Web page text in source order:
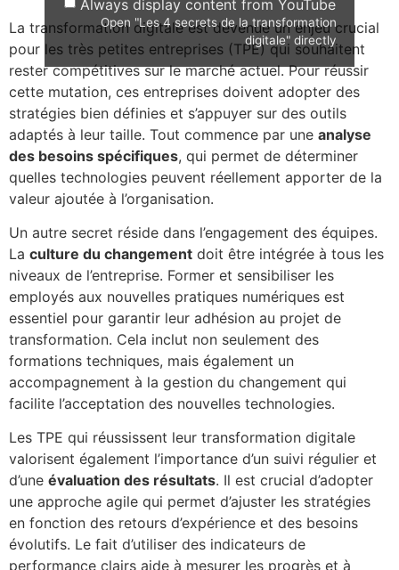
Always display content from YouTube
Open "Les 4 secrets de la transformation
digitale" directly
La transformation digitale est devenue un enjeu crucial
pour les très petites entreprises (TPE) qui souhaitent
rester compétitives sur le marché actuel. Pour réussir
cette mutation, ces entreprises doivent adopter des
stratégies bien définies et s’appuyer sur des outils
adaptés à leur taille. Tout commence par une analyse
des besoins spécifiques, qui permet de déterminer
quelles technologies peuvent réellement apporter de la
valeur ajoutée à l’organisation.
Un autre secret réside dans l’engagement des équipes.
La culture du changement doit être intégrée à tous les
niveaux de l’entreprise. Former et sensibiliser les
employés aux nouvelles pratiques numériques est
essentiel pour garantir leur adhésion au projet de
transformation. Cela inclut non seulement des
formations techniques, mais également un
accompagnement à la gestion du changement qui
facilite l’acceptation des nouvelles technologies.
Les TPE qui réussissent leur transformation digitale
valorisent également l’importance d’un suivi régulier et
d’une évaluation des résultats. Il est crucial d’adopter
une approche agile qui permet d’ajuster les stratégies
en fonction des retours d’expérience et des besoins
évolutifs. Le fait d’utiliser des indicateurs de
performance clairs aide à mesurer les progrès et à